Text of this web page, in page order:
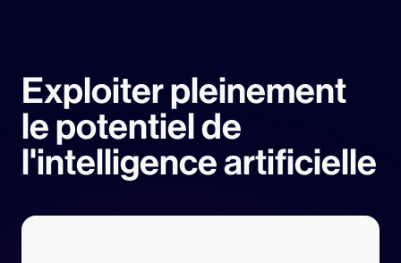
Exploiter pleinement
le potentiel de
l'intelligence artificielle